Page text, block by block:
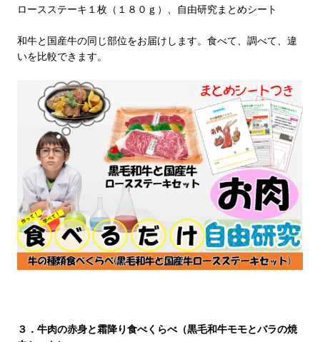
ロースステーキ１枚（１８０ｇ）、自由研究まとめシート
和牛と国産牛の同じ部位をお届けします。食べて、調べて、違
いを比較できます。
３．牛肉の赤身と霜降り食べくらべ（黒毛和牛モモとバラの焼